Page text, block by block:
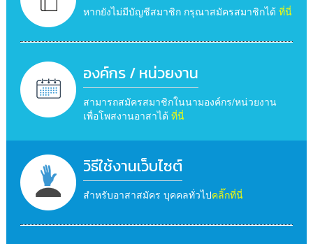
หากยังไม่มีบัญชีสมาชิก กรุณาสมัครสมาชิกได้ ที่นี่
องค์กร / หน่วยงาน
สามารถสมัครสมาชิกในนามองค์กร/หน่วยงาน
เพื่อโพสงานอาสาได้ ที่นี่
วิธีใช้งานเว็บไซต์
สำหรับอาสาสมัคร บุคคลทั่วไปคลิ๊กที่นี่